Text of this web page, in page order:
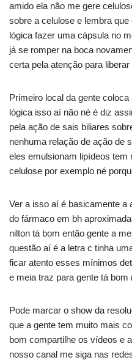
amido ela não me gere
sobre a celulose e lembra
lógica fazer uma cápsula no
já se romper na boca
certa pela atenção para
Primeiro local da gente
lógica isso aí não né é diz
pela ação de sais biliares
nenhuma relação de ação de
eles emulsionam lipídeos tem
celulose por exemplo né
Ver a isso aí é basicamente a
do fármaco em bh
nilton tá bom então gente a
questão aí é a letra c tinha
ficar atento esses mínimos
e meia traz para gente tá
Pode marcar o show da
que a gente tem muito mais
bom compartilhe os vídeos e
nosso canal me siga nas